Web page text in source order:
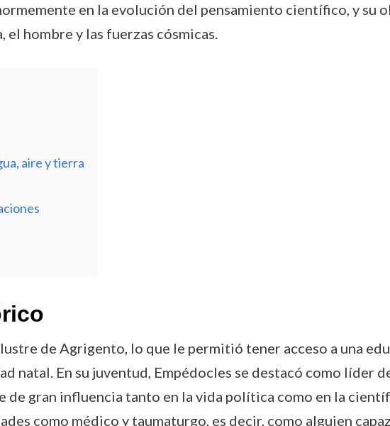
en la evolución del pensamiento científico, y su
hombre y las fuerzas cósmicas.
aire y tierra
de Agrigento, lo que le permitió tener acceso a una
natal. En su juventud, Empédocles se destacó como líder
gran influencia tanto en la vida política como en la
como médico y taumaturgo, es decir, como alguien